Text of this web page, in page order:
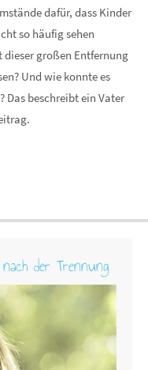
dafür, dass Kinder
so häufig sehen
großen Entfernung
Und wie konnte es
Das beschreibt ein Vater
der Trennung